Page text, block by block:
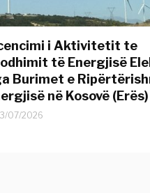
i Aktivitetit te
të Energjisë
Burimet e
në Kosovë (Erës)
07/2026